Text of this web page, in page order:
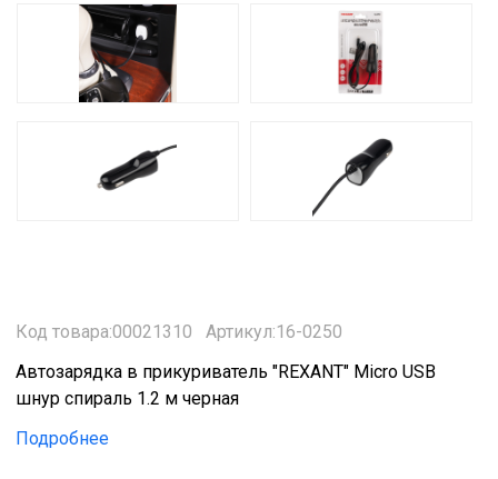
Код товара:00021310
Артикул:16-0250
Автозарядка в прикуриватель "REXANT" Micro USB
шнур спираль 1.2 м черная
Подробнее